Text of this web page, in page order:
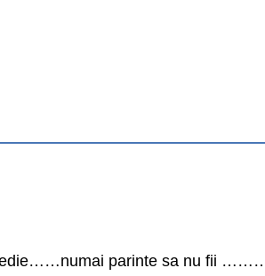
parinte sa nu fii